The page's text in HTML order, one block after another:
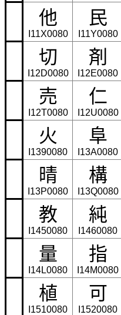
他
I11X0080
民
I11Y0080
切
I12D0080
剤
I12E0080
売
I12T0080
仁
I12U0080
火
I1390080
阜
I13A0080
晴
I13P0080
構
I13Q0080
教
I1450080
純
I1460080
量
I14L0080
指
I14M0080
植
I1510080
可
I1520080